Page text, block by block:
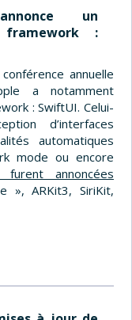
un
framework :
annuelle
a notamment
: SwiftUI. Celui-
d’interfaces
automatiques
mode ou encore
furent annoncées
», ARKit3, SiriKit,